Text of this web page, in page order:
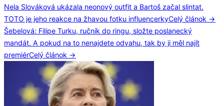
Nela Slováková ukázala neonový outfit a Bartoš začal slintat.
TOTO je jeho reakce na žhavou fotku influencerkyCelý článok →
Šebelová: Filipe Turku, ručník do ringu, složte poslanecký
mandát. A pokud na to nenajdete odvahu, tak by ji měl najít
premiérCelý článok →